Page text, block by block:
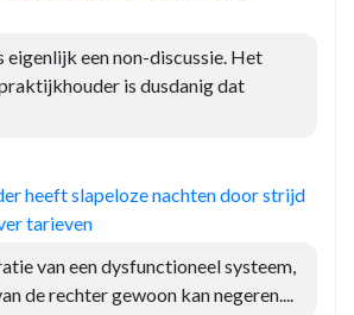
eigenlijk een non-discussie. Het
is dusdanig dat
heeft slapeloze nachten door strijd
tarieven
van een dysfunctioneel systeem,
de rechter gewoon kan negeren....